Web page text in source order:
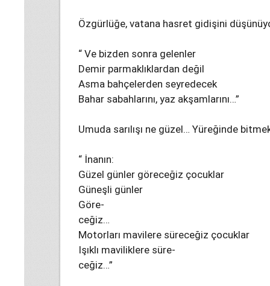
Özgürlüğe, vatana hasret gidişini
“ Ve bizden sonra gelenler
Demir parmaklıklardan değil
Asma bahçelerden seyredecek
Bahar sabahlarını, yaz akşamlarını…”
Umuda sarılışı ne güzel… Yüreğinde
“ İnanın:
Güzel günler göreceğiz çocuklar
Güneşli günler
Göre-
ceğiz…
Motorları mavilere süreceğiz çocuklar
Işıklı maviliklere süre-
ceğiz…”